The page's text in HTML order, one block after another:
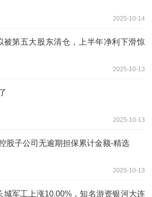
2025-10-14
被第五大股东清仓，上半年净利下滑惊
2025-10-13
2025-10-13
股子公司无逾期担保累计金额-精选
2025-10-13
城军工上涨10.00%，知名游资银河大连